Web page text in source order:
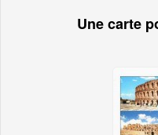
Une carte